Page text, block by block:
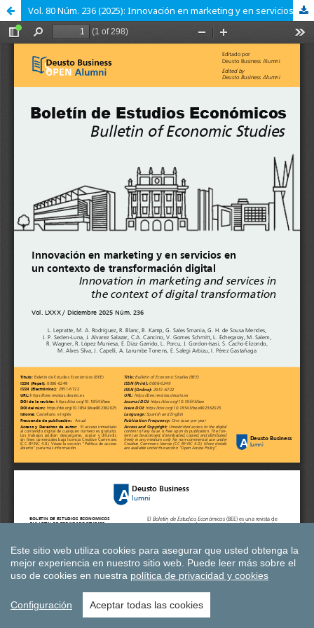
Vol. 80 Núm. 236 (2025): Innovación en marketing y en servicios en un contexto de transformación digital
Este sitio web utiliza cookies para asegurar que usted obtenga la
mejor experiencia en nuestro sitio web. Puede leer más sobre el
uso de cookies en nuestra política de privacidad y cookies
Configuración Aceptar todas las cookies